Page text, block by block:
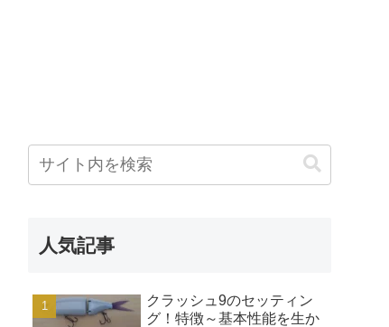
人気記事
クラッシュ9のセッティン
グ！特徴～基本性能を生か